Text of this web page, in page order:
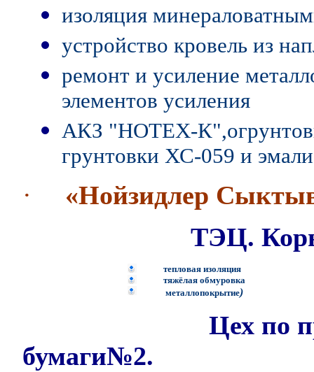
изоляция
устройство кровель из
ремонт и усиление
элементов усиления
АКЗ "НОТЕХ-
грунтовки ХС-059 и
·
«Нойзидлер
ТЭЦ.
тепловая изоляция
тяжёлая обмуровка
металлопокрытие)
Цех по
бумаги№2.